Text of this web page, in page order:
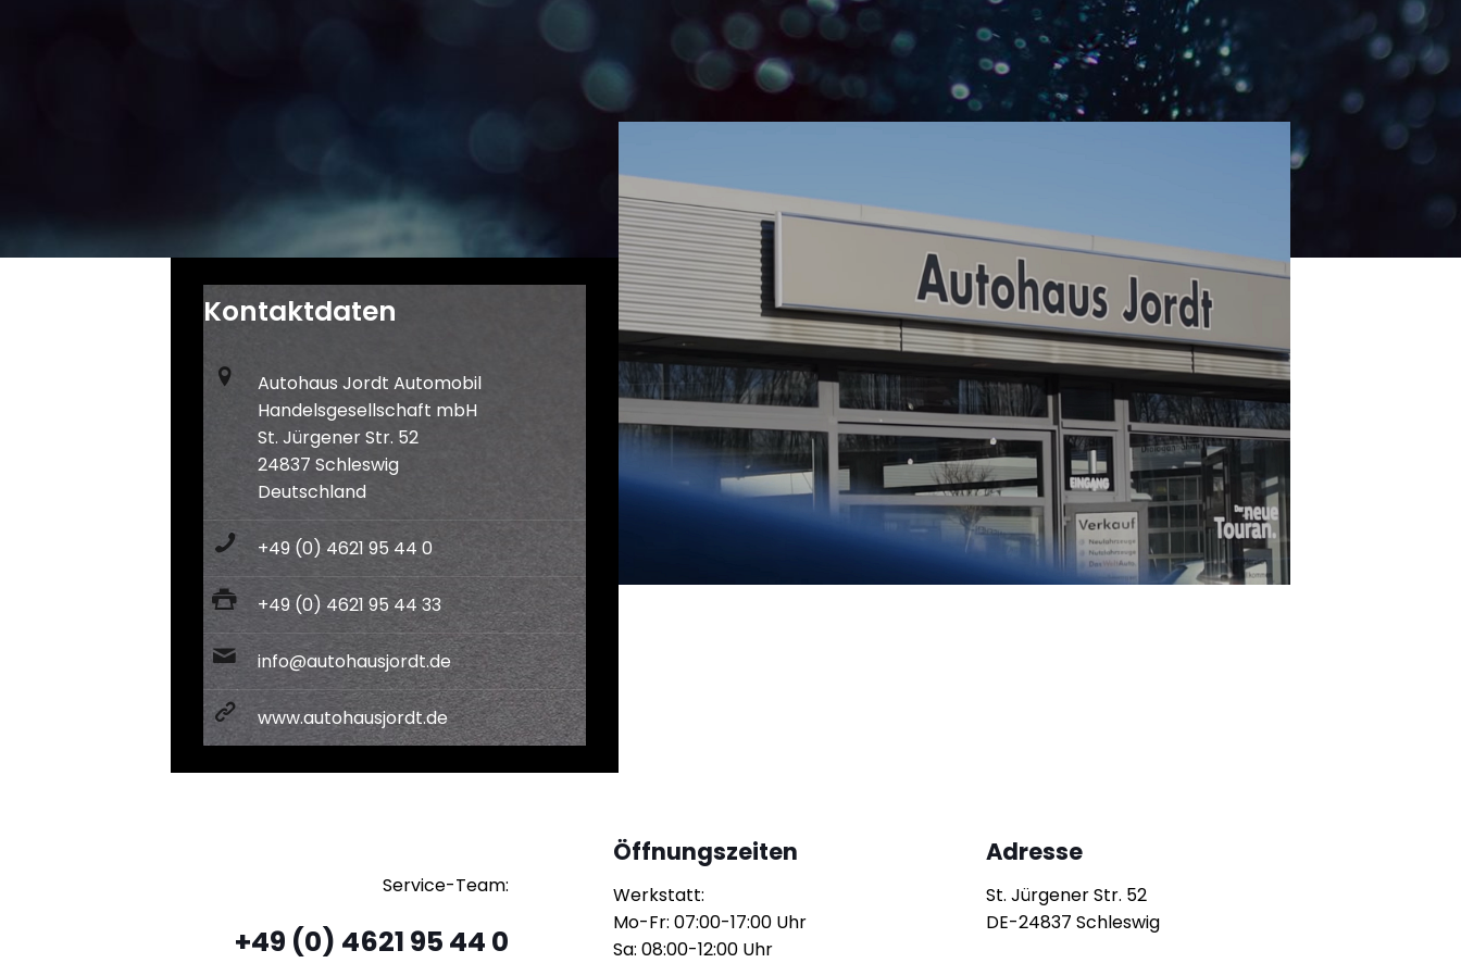
Kontaktdaten
Autohaus Jordt Automobil
Handelsgesellschaft mbH
St. Jürgener Str. 52
24837 Schleswig
Deutschland
+49 (0) 4621 95 44 0
+49 (0) 4621 95 44 33
info@autohausjordt.de
www.autohausjordt.de
Service-Team:
+49 (0) 4621 95 44 0
Öffnungszeiten
Werkstatt:
Mo-Fr: 07:00-17:00 Uhr
Sa: 08:00-12:00 Uhr
Adresse
St. Jürgener Str. 52
DE-24837 Schleswig